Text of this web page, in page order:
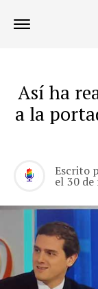
Así ha
a la
Escrito
el 30 de